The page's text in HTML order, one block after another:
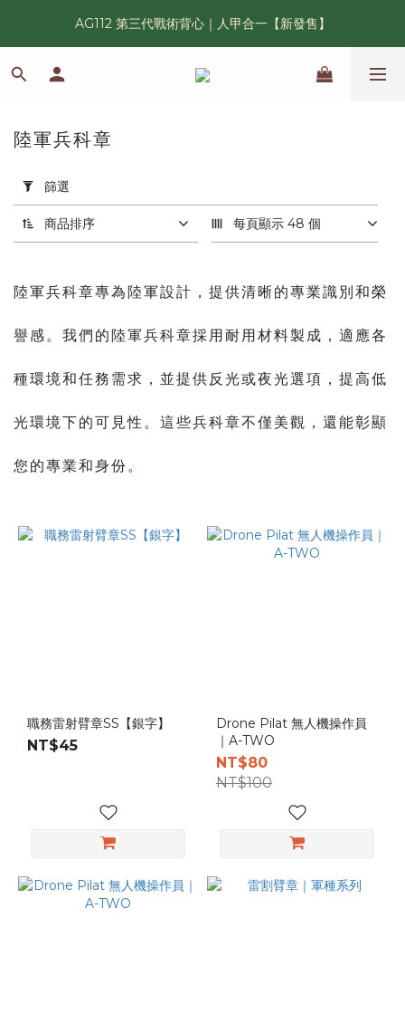
漢光42 傲骨紀念臂章｜滿 6500 贈送一片！
AG112 第三代戰術背心｜人甲合一【新發售】
鯊魚鰭圓邊帽｜高透氣、會呼吸的戰術奔尼帽
用
篩
選
(0/20)
軍
陸軍
陸軍兵科章
篩選
商品排序 每頁顯示 48 個
陸軍兵科章專為陸軍設計，提供清晰的專業識別和榮
譽感。我們的陸軍兵科章採用耐用材料製成，適應各
種環境和任務需求，並提供反光或夜光選項，提高低
光環境下的可見性。這些兵科章不僅美觀，還能彰顯
您的專業和身份。
職務雷射臂章SS【銀字】
NT$45
Drone Pilat 無人機操作員
｜A-TWO
NT$80
NT$100